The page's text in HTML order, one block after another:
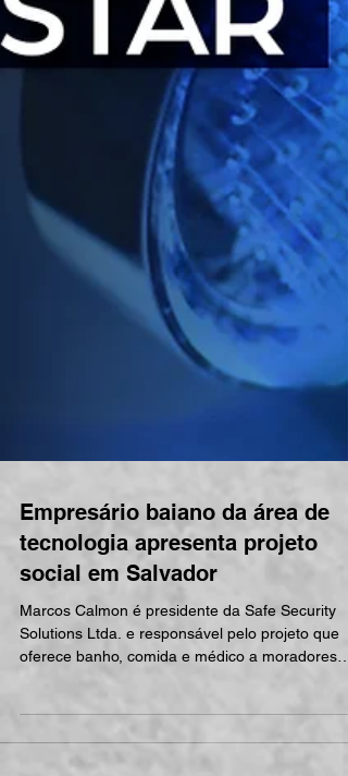
tecnologia apresenta projeto
social em Salvador
Solutions Ltda. e responsável pelo projeto que
oferece banho, comida e médico a moradores